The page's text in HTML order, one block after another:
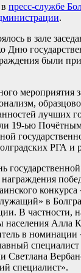
пресс-службе
.
в зале
Дню
были
мероприятия
лучших
19-ью
РГА и
в
В частности,
населения Алла
в
Светлана
специалист».